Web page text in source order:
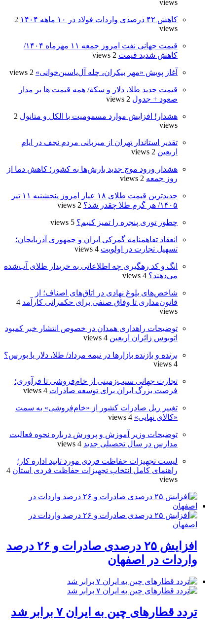
views
کاهش ۴۲ درصدی واردات فولاد در ۱۰ ماهه ۱۴۰۴
2
views
قیمت جهانی نفت امروز جمعه ۱۱ مهرماه ۱۴۰۴/
کاهش شدید قیمت 2 views
آغاز پویش «مهر بیکران، چله آل‌یاسین‌خوانی» 2 views
قیمت جدید طلا، دلار و سکه/ همه قیمت ها بر مدار
صعود + جدول 2 views
هشدار! افزایش موارد مسمومیت با الکل و متانول 2
views
تقدیر استاندار تهران از میزبانی مردم نجف در ایام
اربعین 2 views
هشدار ورود موج جدید بارش‌ها به کشور؛ کاهش دما از
روز جمعه 2 views
جدیدترین قیمت طلای ۱۸ عیار امروز‌ پنجشنبه ۱۱ تیر
۱۴۰۵/ هر گرم طلا چقدر شد؟
2 views
چطور توری پنجره را تمیز کنیم؟ 5 views
انعقاد تفاهمنامه گمرکی ایران و جمهوری آذربایجان؛
تسهیل تجارت در اولویت 4 views
انگ و کد رهگیری چه اطلاعاتی به خریدار طلای آب‌شده
می‌دهند؟ 4 views
شاخص‌های بلوغ نهادی در اتاق‌های اصناف؛ از
قانون‌مداری تا وفاق صنفی برای حکمرانی کارآمد 4
views
توضیحات راهداری همدان در خصوص انتشار خبر کمبود
اتوبوس زائران اربعین 4 views
برنده‌ و بازنده بازارها در نیمه مرداد/ طلا، دلار یا بورس؟
4 views
تجارت جهانی سیب‌زمینی از خام‌فروشی تا فرآوری؛
فرصت بزرگ ایران برای توسعه صادرات 4 views
تغییر ریل صادرات کشور از «خام‌فروشی» به سمت
«کالای نهایی» 4 views
توضیحات وزیر آموزش و پرورش درباره نحوه فعالیت
مدارس در سال تحصیلی جدید 4 views
لیست تجهیزات حفاظت فردی مورد تایید اداره کار؛
راهنمای کامل انتخاب تجهیزات حفاظت فردی استان 4
views
افزایش ۲۵ درصدی صادرات و ۲۶ درصد
واردات در اصفهان
تردد قطارهای چین به ایران ۷ برابر شد